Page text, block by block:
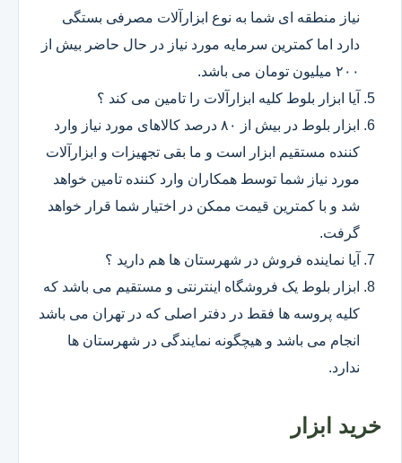
نیاز منطقه ای شما به نوع ابزارآلات مصرفی بستگی
دارد اما کمترین سرمایه مورد نیاز در حال حاضر بیش از
۲۰۰ میلیون تومان می باشد.
آیا ابزار بلوط کلیه ابزارآلات را تامین می کند ؟
ابزار بلوط در بیش از ۸۰ درصد کالاهای مورد نیاز وارد
کننده مستقیم ابزار است و ما بقی تجهیزات و ابزارآلات
مورد نیاز شما توسط همکاران وارد کننده تامین خواهد
شد و با کمترین قیمت ممکن در اختیار شما قرار خواهد
گرفت.
آیا نماینده فروش در شهرستان ها هم دارید ؟
ابزار بلوط یک فروشگاه اینترنتی و مستقیم می باشد که
کلیه پروسه ها فقط در دفتر اصلی که در تهران می باشد
انجام می باشد و هیچگونه نمایندگی در شهرستان ها
ندارد.
خرید ابزار